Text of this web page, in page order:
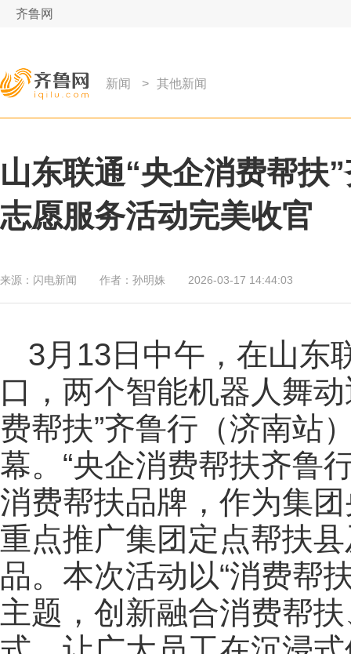
齐鲁网
新闻 > 其他新闻
山东联通“央企消费帮扶
志愿服务活动完美收官
来源： 闪电新闻 作者： 孙明姝 2026-03-17 14:44:03
3月13日中午，在山东
口，两个智能机器人舞
费帮扶”齐鲁行（济南站
幕。“央企消费帮扶齐鲁
消费帮扶品牌，作为集
重点推广集团定点帮扶
品。本次活动以“消费帮
主题，创新融合消费帮